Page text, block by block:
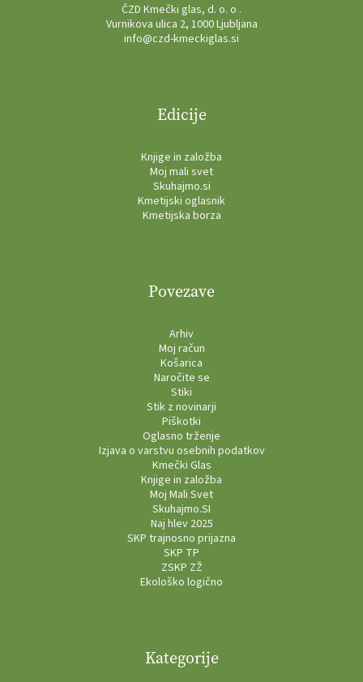
ČZD Kmečki glas, d. o. o .
Vurnikova ulica 2, 1000 Ljubljana
info@czd-kmeckiglas.si
Edicije
Knjige in založba
Moj mali svet
Skuhajmo.si
Kmetijski oglasnik
Kmetijska borza
Povezave
Arhiv
Moj račun
Košarica
Naročite se
Stiki
Stik z novinarji
Piškotki
Oglasno trženje
Izjava o varstvu osebnih podatkov
Kmečki Glas
Knjige in založba
Moj Mali Svet
Skuhajmo.SI
Naj hlev 2025
SKP trajnosno prijazna
SKP TP
ZSKP ZŽ
Ekološko logično
Kategorije